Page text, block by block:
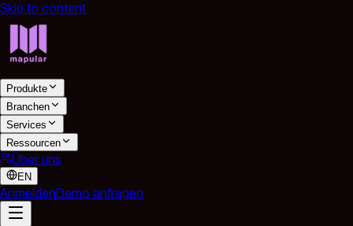
Skip to content
Produkte
Branchen
Services
Ressourcen
Über uns
EN
AnmeldenDemo anfragen